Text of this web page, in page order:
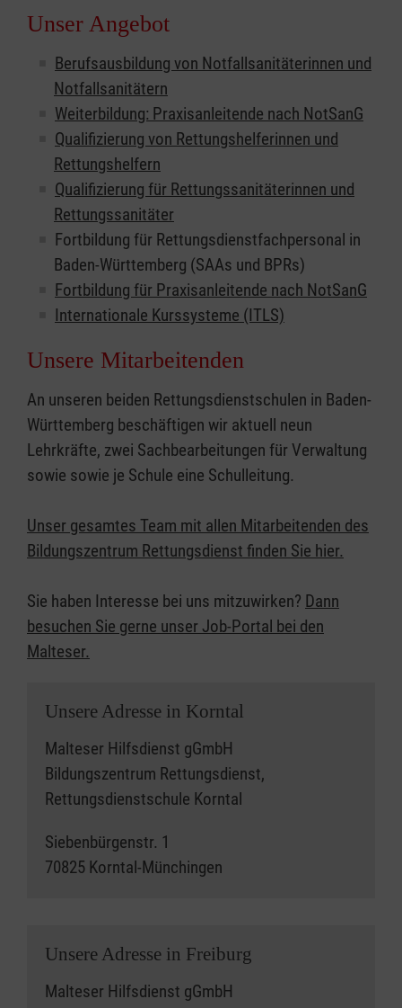
Unser Angebot
Berufsausbildung von Notfallsanitäterinnen und
Notfallsanitätern
Weiterbildung: Praxisanleitende nach NotSanG
Qualifizierung von Rettungshelferinnen und
Rettungshelfern
Qualifizierung für Rettungssanitäterinnen und
Rettungssanitäter
Fortbildung für Rettungsdienstfachpersonal in
Baden-Württemberg (SAAs und BPRs)
Fortbildung für Praxisanleitende nach NotSanG
Internationale Kurssysteme (ITLS)
Unsere Mitarbeitenden
An unseren beiden Rettungsdienstschulen in Baden-
Württemberg beschäftigen wir aktuell neun
Lehrkräfte, zwei Sachbearbeitungen für Verwaltung
sowie sowie je Schule eine Schulleitung.
Unser gesamtes Team mit allen Mitarbeitenden des
Bildungszentrum Rettungsdienst finden Sie hier.
Sie haben Interesse bei uns mitzuwirken? Dann
besuchen Sie gerne unser Job-Portal bei den
Malteser.
Unsere Adresse in Korntal
Malteser Hilfsdienst gGmbH
Bildungszentrum Rettungsdienst,
Rettungsdienstschule Korntal
Siebenbürgenstr. 1
70825 Korntal-Münchingen
Unsere Adresse in Freiburg
Malteser Hilfsdienst gGmbH